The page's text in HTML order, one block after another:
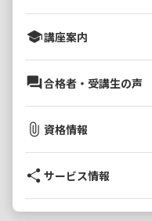
講座案内
合格者・受講生の声
資格情報
サービス情報